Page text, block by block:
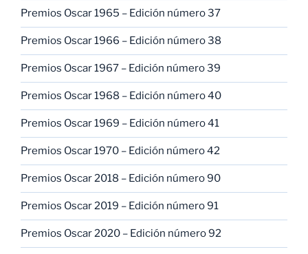
Premios Oscar 1965 – Edición número 37
Premios Oscar 1966 – Edición número 38
Premios Oscar 1967 – Edición número 39
Premios Oscar 1968 – Edición número 40
Premios Oscar 1969 – Edición número 41
Premios Oscar 1970 – Edición número 42
Premios Oscar 2018 – Edición número 90
Premios Oscar 2019 – Edición número 91
Premios Oscar 2020 – Edición número 92